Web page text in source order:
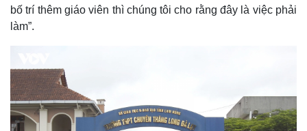
bố trí thêm giáo viên thì chúng tôi cho rằng đây là việc phải
làm”.